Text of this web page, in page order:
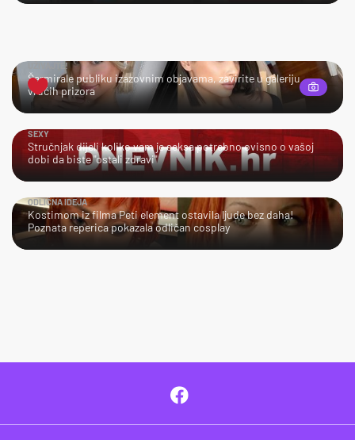
UŽIVAJTE!
Šarmirale publiku izazovnim objavama, zavirite u galeriju
vrućih prizora
SEXY
Stručnjak dijeli koliko vam je seksa potrebno ovisno o vašoj
dobi da biste "ostali zdravi"
ODLIČNA IDEJA
Kostimom iz filma Peti element ostavila ljude bez daha!
Poznata reperica pokazala odličan cosplay